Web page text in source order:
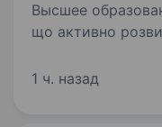
Высшее образование. Ми — сучасна
що активно
цінується
1 ч. назад